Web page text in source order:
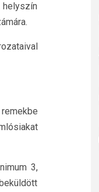
3,